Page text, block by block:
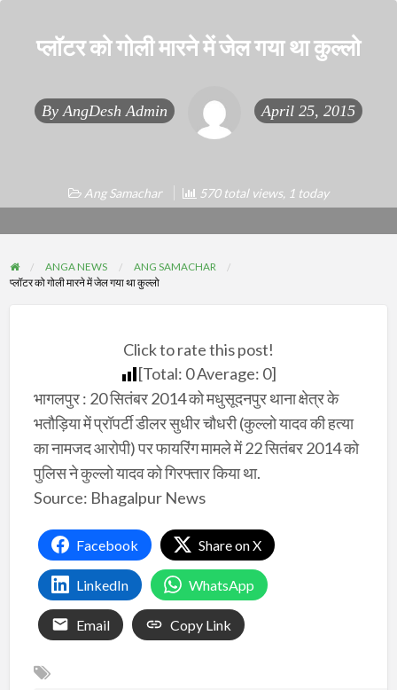
प्लॉटर को गोली मारने में जेल गया था कुल्लो
By AngDesh Admin April 25, 2015
Ang Samachar 570 total views, 1 today
ANGA NEWS
ANG SAMACHAR
प्लॉटर को गोली मारने में जेल गया था कुल्लो
Click to rate this post!
[Total: 0Average: 0]
भागलपुर : 20 सितंबर 2014 को मधुसूदनपुर थाना क्षेत्र के
भतौड़िया में प्रॉपर्टी डीलर सुधीर चौधरी (कुल्लो यादव की हत्या
का नामजद आरोपी) पर फायरिंग मामले में 22 सितंबर 2014 को
पुलिस ने कुल्लो यादव को गिरफ्तार किया था.
Source: Bhagalpur News
Facebook Share on X
LinkedIn WhatsApp
Email Copy Link